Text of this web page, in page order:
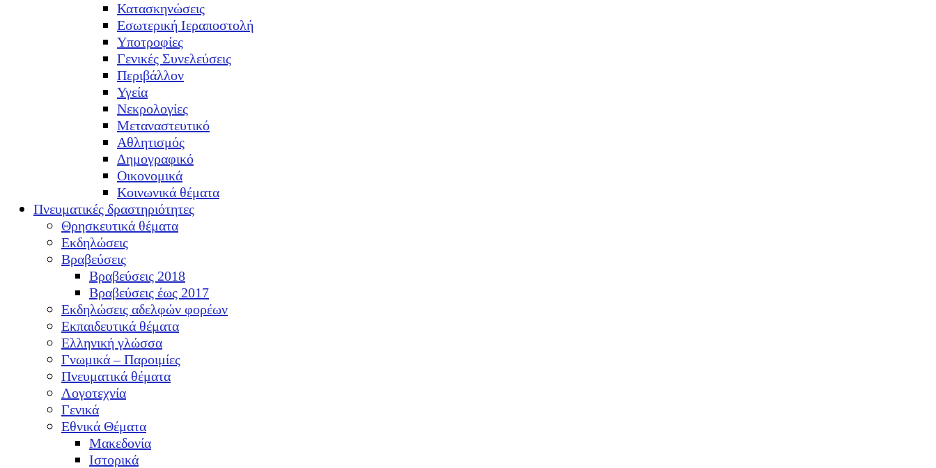
Κατασκηνώσεις
Εσωτερική Ιεραποστολή
Υποτροφίες
Γενικές Συνελεύσεις
Περιβάλλον
Υγεία
Νεκρολογίες
Μεταναστευτικό
Αθλητισμός
Δημογραφικό
Οικονομικά
Κοινωνικά θέματα
Πνευματικές δραστηριότητες
Θρησκευτικά θέματα
Εκδηλώσεις
Βραβεύσεις
Βραβεύσεις 2018
Βραβεύσεις έως 2017
Εκδηλώσεις αδελφών φορέων
Εκπαιδευτικά θέματα
Ελληνική γλώσσα
Γνωμικά – Παροιμίες
Πνευματικά θέματα
Λογοτεχνία
Γενικά
Εθνικά Θέματα
Μακεδονία
Ιστορικά